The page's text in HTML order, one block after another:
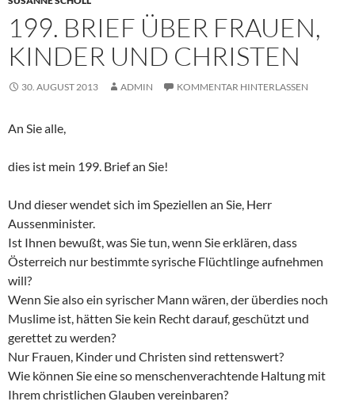
199. BRIEF ÜBER FRAUEN,
KINDER UND CHRISTEN
30. AUGUST 2013 ADMIN KOMMENTAR HINTERLASSEN
An Sie alle,
dies ist mein 199. Brief an Sie!
Und dieser wendet sich im Speziellen an Sie, Herr
Aussenminister.
Ist Ihnen bewußt, was Sie tun, wenn Sie erklären, dass
Österreich nur bestimmte syrische Flüchtlinge aufnehmen
will?
Wenn Sie also ein syrischer Mann wären, der überdies noch
Muslime ist, hätten Sie kein Recht darauf, geschützt und
gerettet zu werden?
Nur Frauen, Kinder und Christen sind rettenswert?
Wie können Sie eine so menschenverachtende Haltung mit
Ihrem christlichen Glauben vereinbaren?